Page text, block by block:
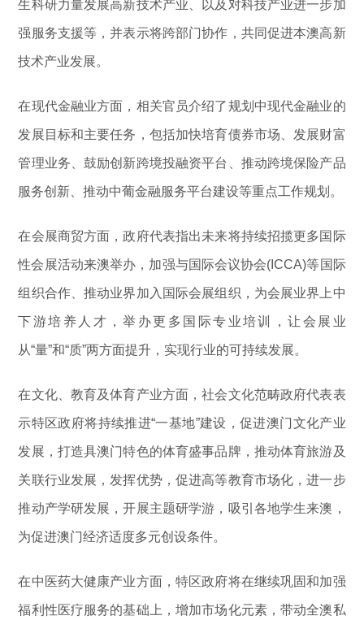
生科研力量发展高新技术产业、以及对科技产业进一步加
强服务支援等，并表示将跨部门协作，共同促进本澳高新
技术产业发展。
在现代金融业方面，相关官员介绍了规划中现代金融业的
发展目标和主要任务，包括加快培育债券市场、发展财富
管理业务、鼓励创新跨境投融资平台、推动跨境保险产品
服务创新、推动中葡金融服务平台建设等重点工作规划。
在会展商贸方面，政府代表指出未来将持续招揽更多国际
性会展活动来澳举办，加强与国际会议协会(ICCA)等国际
组织合作、推动业界加入国际会展组织，为会展业界上中
下游培养人才，举办更多国际专业培训，让会展业
从“量”和“质”两方面提升，实现行业的可持续发展。
在文化、教育及体育产业方面，社会文化范畴政府代表表
示特区政府将持续推进“一基地”建设，促进澳门文化产业
发展，打造具澳门特色的体育盛事品牌，推动体育旅游及
关联行业发展，发挥优势，促进高等教育市场化，进一步
推动产学研发展，开展主题研学游，吸引各地学生来澳，
为促进澳门经济适度多元创设条件。
在中医药大健康产业方面，特区政府将在继续巩固和加强
福利性医疗服务的基础上，增加市场化元素，带动全澳私